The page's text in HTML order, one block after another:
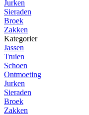
Jurken
Sieraden
Broek
Zakken
Kategorier
Jassen
Truien
Schoen
Ontmoeting
Jurken
Sieraden
Broek
Zakken